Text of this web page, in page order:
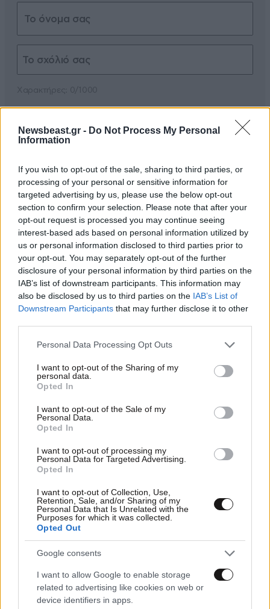
Newsbeast.gr - Do Not Process My Personal
Information
If you wish to opt-out of the sale, sharing to third parties, or
processing of your personal or sensitive information for
targeted advertising by us, please use the below opt-out
section to confirm your selection. Please note that after your
opt-out request is processed you may continue seeing
interest-based ads based on personal information utilized by
us or personal information disclosed to third parties prior to
your opt-out. You may separately opt-out of the further
disclosure of your personal information by third parties on the
IAB’s list of downstream participants. This information may
also be disclosed by us to third parties on the IAB’s List of
Downstream Participants that may further disclose it to other
Please note that this website/app uses one or more Google
not limited to your visit or usage behaviour. You may click to
grant or deny consent to Google and its third-party tags to
use your data for below specified purposes in below Google
consent section.
Personal Data Processing Opt Outs
I want to opt-out of the Sharing of my
personal data.
Opted In
I want to opt-out of the Sale of my
Personal Data.
Opted In
I want to opt-out of processing my
Personal Data for Targeted Advertising.
Opted In
I want to opt-out of Collection, Use,
Retention, Sale, and/or Sharing of my
Personal Data that Is Unrelated with the
Purposes for which it was collected.
Opted Out
Google consents
I want to allow Google to enable storage
related to advertising like cookies on web or
device identifiers in apps.
Κακός 08·07·2025 15:53
Αλήθεια; Πόσο τους κόστισε το βραβείο;
Απαντήστε
TRENDING